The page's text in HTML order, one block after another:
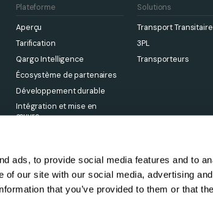
ads, to provide social media features and to
of our site with our social media, advertising
that you’ve provided to them or that
Plateforme
Aperçu
Tarification
Qargo Intelligence
Écosystème de partenaires
Développement durable
Intégration et mise en
œuvre
Solutions
Transport
3PL
Transporteurs